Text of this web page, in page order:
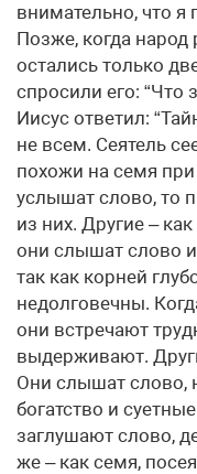
внимательно, что я
Позже, когда
остались только
спросили его: “Что
Иисус ответил:
не всем. Сеятель
похожи на семя
услышат слово, то
из них. Другие –
они слышат слово
так как корней
недолговечны.
они встречают
выдерживают.
Они слышат слово,
богатство и
заглушают слово,
же – как семя,